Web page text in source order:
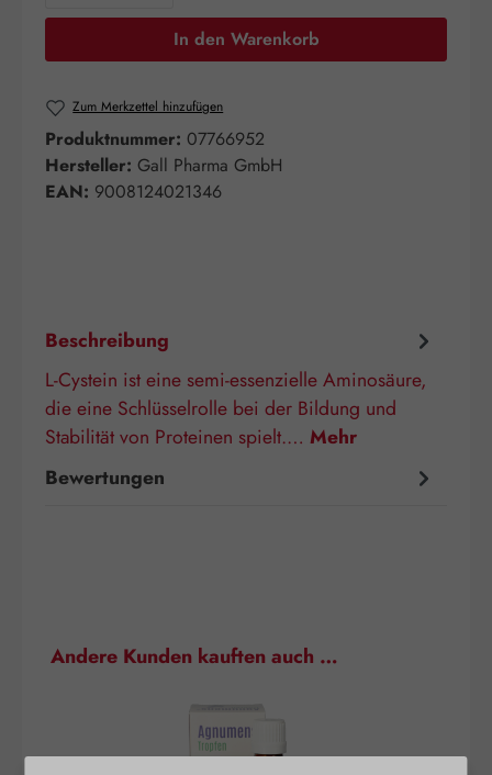
In den Warenkorb
Zum Merkzettel hinzufügen
Produktnummer: 07766952
Hersteller: Gall Pharma GmbH
EAN: 9008124021346
Beschreibung
L-Cystein ist eine semi-essenzielle Aminosäure,
die eine Schlüsselrolle bei der Bildung und
Stabilität von Proteinen spielt.… Mehr
Bewertungen
Produktgalerie überspringen
Andere Kunden kauften auch …